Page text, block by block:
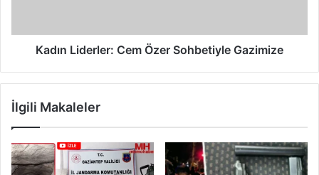
H
l
i
e
m
Ö
Kadın Liderler: Cem Özer Sohbetiyle Gazimize
İlgili Makaleler